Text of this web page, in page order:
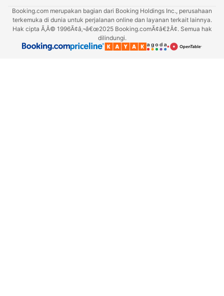
Booking.com merupakan bagian dari Booking Holdings Inc., perusahaan
terkemuka di dunia untuk perjalanan online dan layanan terkait lainnya.
Hak cipta Ã‚Â© 1996Ã¢â‚¬â€œ2025 Booking.comÃ¢â€žÂ¢. Semua hak
dilindungi.